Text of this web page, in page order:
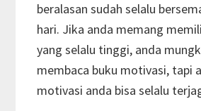
beralasan sudah selalu
hari. Jika anda memang
yang selalu tinggi, anda
membaca buku motivasi, tapi
motivasi anda bisa selalu